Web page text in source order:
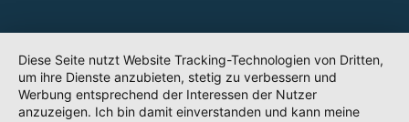
Diese Seite nutzt Website Tracking-Technologien von Dritten,
um ihre Dienste anzubieten, stetig zu verbessern und
Werbung entsprechend der Interessen der Nutzer
anzuzeigen. Ich bin damit einverstanden und kann meine